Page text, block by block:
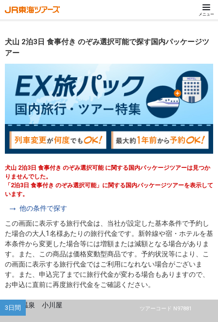
メニュー
犬山 2泊3日 食事付き のぞみ選択可能で探す国内パッケージツ
アー
犬山 2泊3日 食事付き のぞみ選択可能 に関する国内パッケージツアーは見つか
りませんでした。
「2泊3日 食事付き のぞみ選択可能」に関する国内パッケージツアーを表示して
います。
他の条件で探す
この画面に表示する旅行代金は、当社が設定した基本条件で予約し
た場合の大人1名様あたりの旅行代金です。新幹線や宿・ホテルを基
本条件から変更した場合等には増額または減額となる場合がありま
す。また、この商品は価格変動型商品です。予約状況等により、こ
の画面に表示する旅行代金ではご利用になれない場合がございま
す。また、申込完了までに旅行代金が変わる場合もありますので、
お申込に直前に再度旅行代金をご確認ください。
ツアーコード N97881
3日間